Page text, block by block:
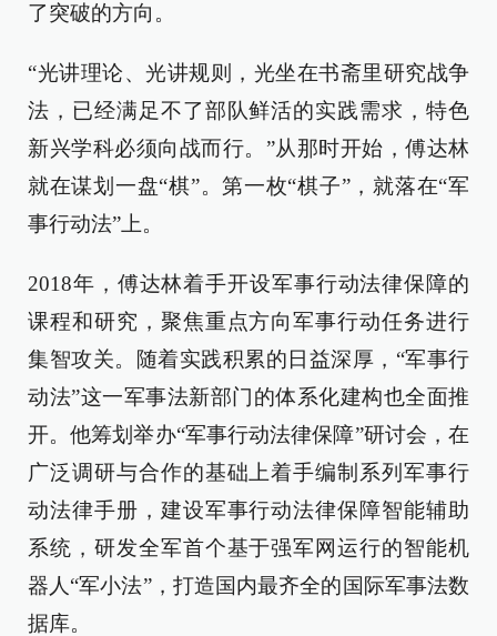
了突破的方向。
“光讲理论、光讲规则，光坐在书斋里研究战争
法，已经满足不了部队鲜活的实践需求，特色
新兴学科必须向战而行。”从那时开始，傅达林
就在谋划一盘“棋”。第一枚“棋子”，就落在“军
事行动法”上。
2018年，傅达林着手开设军事行动法律保障的
课程和研究，聚焦重点方向军事行动任务进行
集智攻关。随着实践积累的日益深厚，“军事行
动法”这一军事法新部门的体系化建构也全面推
开。他筹划举办“军事行动法律保障”研讨会，在
广泛调研与合作的基础上着手编制系列军事行
动法律手册，建设军事行动法律保障智能辅助
系统，研发全军首个基于强军网运行的智能机
器人“军小法”，打造国内最齐全的国际军事法数
据库。